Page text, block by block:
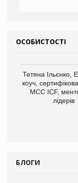
ОСОБИСТОСТІ
Тетяна Ільєнко,
коуч,
МСС ICF,
лідерів
БЛОГИ